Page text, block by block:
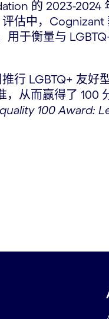
的 2023-2024
估中，Cognizant
于衡量与
行 LGBTQ+ 友好
，从而赢得了 100
100 Award: